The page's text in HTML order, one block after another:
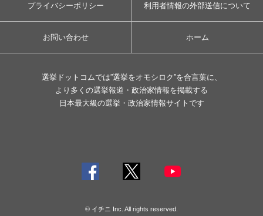
プライバシーポリシー 利用者情報の外部送信について
お問い合わせ ホーム
選挙ドットコムでは”選挙をオモシロク”を合言葉に、
より多くの選挙報道・政治家情報を掲載する
日本最大級の選挙・政治家情報サイトです
© イチニ Inc. All rights reserved.